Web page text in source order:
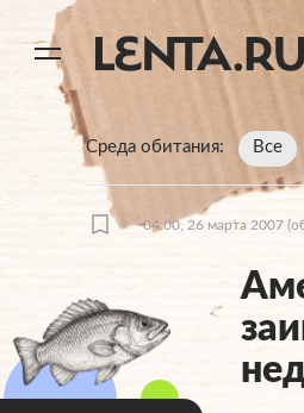
Среда обитания Все
04:00, 26 марта 2007